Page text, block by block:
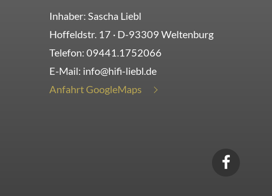
Inhaber: Sascha Liebl
Hoffeldstr. 17 · D-93309 Weltenburg
Telefon: 09441.1752066
E-Mail: info@hifi-liebl.de
Anfahrt GoogleMaps